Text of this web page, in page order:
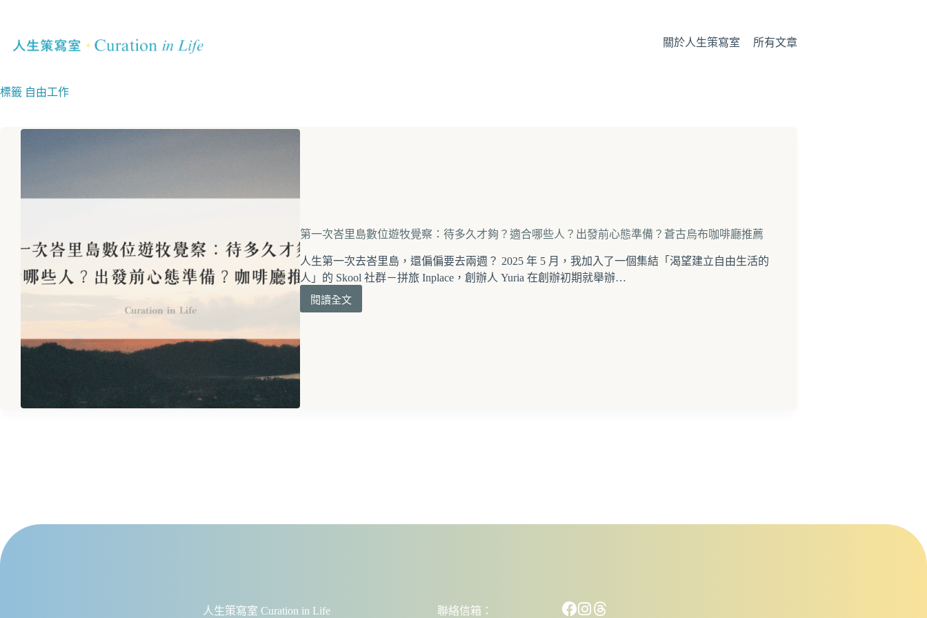
關於人生策寫室 所有文章
標籤 自由工作
第一次峇里島數位遊牧覺察：待多久才夠？適合哪些人？出發前心態準備？蒼古烏布咖啡廳推薦
人生第一次去峇里島，還偏偏要去兩週？ 2025 年 5 月，我加入了一個集結「渴望建立自由生活的
人」的 Skool 社群－拼旅 Inplace，創辦人 Yuria 在創辦初期就舉辦…
閱讀全文
人生策寫室 Curation in Life 聯絡信箱：